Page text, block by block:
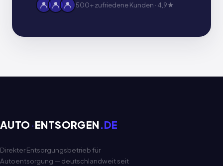
500+ zufriedene Kunden · 4,9★
AUTO ·ENTSORGEN .DE
Direkter Entsorgungsbetrieb für
Autoentsorgung — deutschlandweit seit